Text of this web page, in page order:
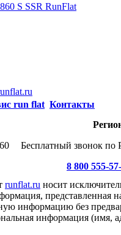
S SSR RunFlat
run flat Контакты
Бесплатный звонок по
8 800 555-
runflat.ru носит
представленная
информацию без
информация (имя,